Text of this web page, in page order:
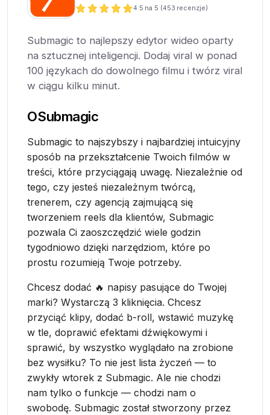
4.5 na 5 (453 recenzje)
Submagic to najlepszy edytor wideo oparty
na sztucznej inteligencji. Dodaj viral w ponad
100 językach do dowolnego filmu i twórz viral
w ciągu kilku minut.
OSubmagic
Submagic to najszybszy i najbardziej intuicyjny
sposób na przekształcenie Twoich filmów w
treści, które przyciągają uwagę. Niezależnie od
tego, czy jesteś niezależnym twórcą,
trenerem, czy agencją zajmującą się
tworzeniem reels dla klientów, Submagic
pozwala Ci zaoszczędzić wiele godzin
tygodniowo dzięki narzędziom, które po
prostu rozumieją Twoje potrzeby.
Chcesz dodać 🔥 napisy pasujące do Twojej
marki? Wystarczą 3 kliknięcia. Chcesz
przyciąć klipy, dodać b-roll, wstawić muzykę
w tle, doprawić efektami dźwiękowymi i
sprawić, by wszystko wyglądało na zrobione
bez wysiłku? To nie jest lista życzeń — to
zwykły wtorek z Submagic. Ale nie chodzi
nam tylko o funkcje — chodzi nam o
swobodę. Submagic został stworzony przez